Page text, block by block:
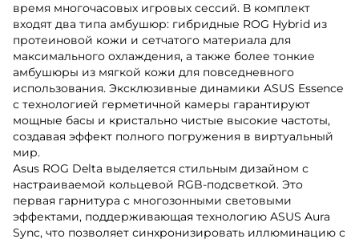
время многочасовых игровых сессий. В комплект
входят два типа амбушюр: гибридные ROG Hybrid из
протеиновой кожи и сетчатого материала для
максимального охлаждения, а также более тонкие
амбушюры из мягкой кожи для повседневного
использования. Эксклюзивные динамики ASUS Essence
с технологией герметичной камеры гарантируют
мощные басы и кристально чистые высокие частоты,
создавая эффект полного погружения в виртуальный
мир.
Asus ROG Delta выделяется стильным дизайном с
настраиваемой кольцевой RGB-подсветкой. Это
первая гарнитура с многозонными световыми
эффектами, поддерживающая технологию ASUS Aura
Sync, что позволяет синхронизировать иллюминацию с